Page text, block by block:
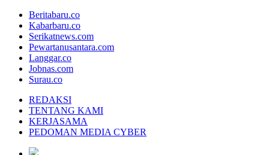
Beritabaru.co
Kabarbaru.co
Serikatnews.com
Pewartanusantara.com
Langgar.co
Jobnas.com
Surau.co
REDAKSI
TENTANG KAMI
KERJASAMA
PEDOMAN MEDIA CYBER